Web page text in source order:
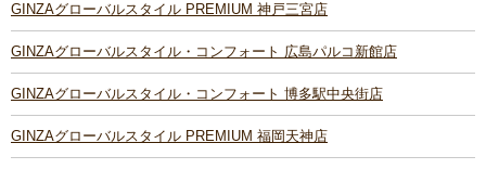
GINZAグローバルスタイル PREMIUM 神戸三宮店
GINZAグローバルスタイル・コンフォート 広島パルコ新館店
GINZAグローバルスタイル・コンフォート 博多駅中央街店
GINZAグローバルスタイル PREMIUM 福岡天神店